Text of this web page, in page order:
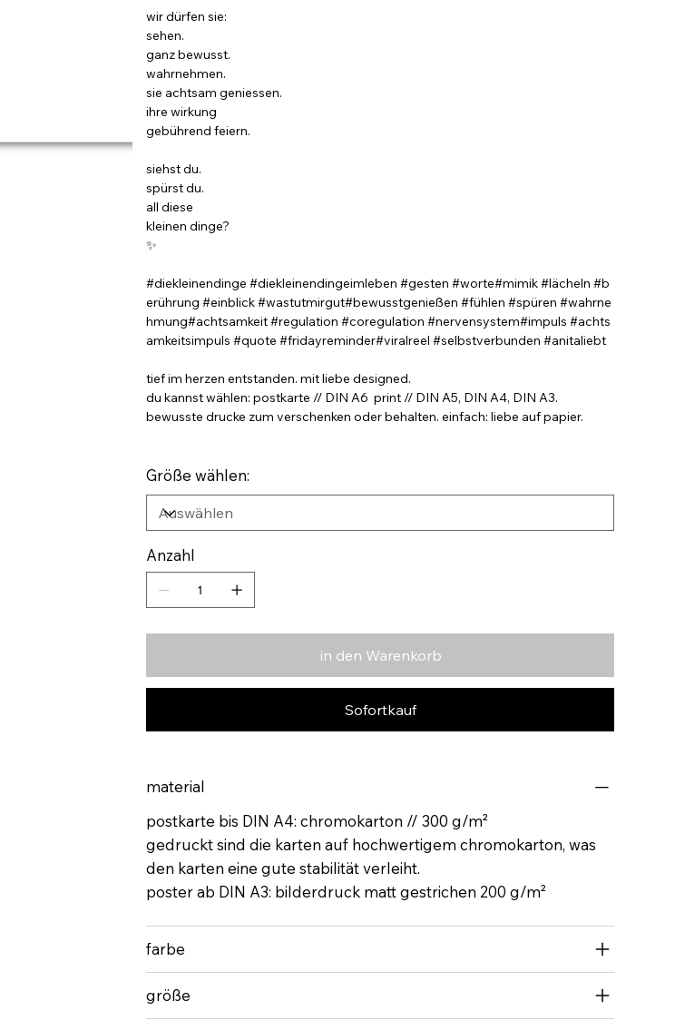
wir dürfen sie:
sehen.
ganz bewusst.
wahrnehmen.
sie achtsam geniessen.
ihre wirkung
gebührend feiern.
siehst du.
spürst du.
all diese
kleinen dinge?
✨
#diekleinendinge #diekleinendingeimleben #gesten #worte#mimik #lächeln #b
erührung #einblick #wastutmirgut#bewusstgenießen #fühlen #spüren #wahrne
hmung#achtsamkeit #regulation #coregulation #nervensystem#impuls #achts
amkeitsimpuls #quote #fridayreminder#viralreel #selbstverbunden #anitaliebt
tief im herzen entstanden. mit liebe designed.
du kannst wählen: postkarte // DIN A6 print // DIN A5, DIN A4, DIN A3.
bewusste drucke zum verschenken oder behalten. einfach: liebe auf papier.
Größe wählen:
Anzahl
in den Warenkorb
Sofortkauf
material
postkarte bis DIN A4: chromokarton // 300 g/m²
gedruckt sind die karten auf hochwertigem chromokarton, was
den karten eine gute stabilität verleiht.
poster ab DIN A3: bilderdruck matt gestrichen 200 g/m²
farbe
größe